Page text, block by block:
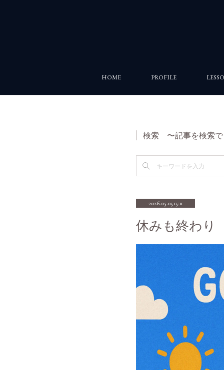
HOME PROFILE
検索 〜記事を検索で
2026.05.05 15:11
休みも終わり